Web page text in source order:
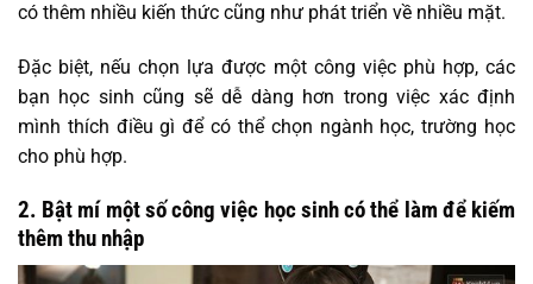
có thêm nhiều kiến thức cũng như phát triển về nhiều mặt.
Đặc biệt, nếu chọn lựa được một công việc phù hợp, các
bạn học sinh cũng sẽ dễ dàng hơn trong việc xác định
mình thích điều gì để có thể chọn ngành học, trường học
cho phù hợp.
2. Bật mí một số công việc học sinh có thể làm để kiếm
thêm thu nhập